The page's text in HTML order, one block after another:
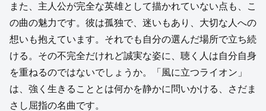
また、主人公が完全な英雄として描かれていない点も、こ
の曲の魅力です。彼は孤独で、迷いもあり、大切な人への
想いも抱えています。それでも自分の選んだ場所で立ち続
ける。その不完全だけれど誠実な姿に、聴く人は自分自身
を重ねるのではないでしょうか。「風に立つライオン」
は、強く生きることとは何かを静かに問いかける、さだま
さし屈指の名曲です。